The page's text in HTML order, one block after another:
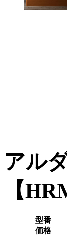
アル
【
型番
価格